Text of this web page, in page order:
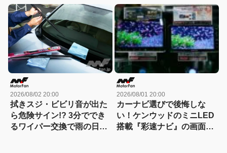
わせて選ぶ時代
2026/08/02 20:00
拭きスジ・ビビリ音が出た
ら危険サイン!? 3分ででき
るワイパー交換で雨の日の
2026/08/01 20:00
カーナビ選びで後悔しな
い！ケンウッドのミニLED
搭載『彩速ナビ』の画面の